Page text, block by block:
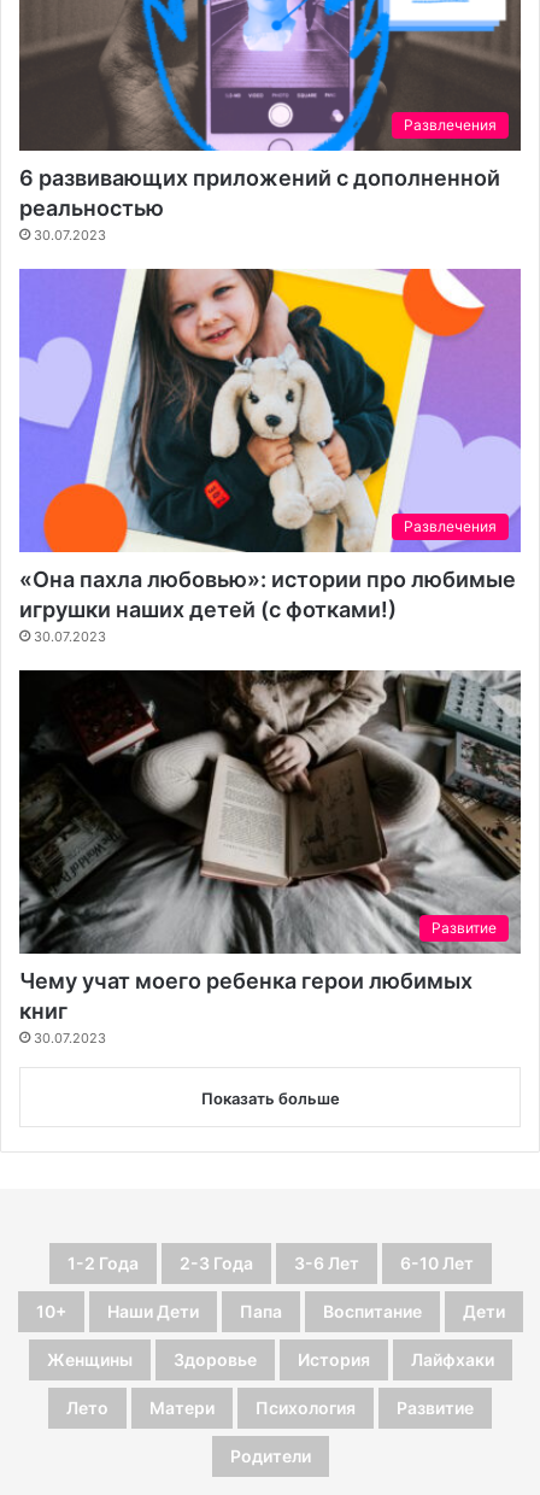
Развлечения
6 развивающих приложений с дополненной
реальностью
30.07.2023
Развлечения
«Она пахла любовью»: истории про любимые
игрушки наших детей (с фотками!)
30.07.2023
Развитие
Чему учат моего ребенка герои любимых
книг
30.07.2023
Показать больше
1-2 Года 2-3 Года 3-6 Лет 6-10 Лет
10+ Наши Дети Папа Воспитание Дети
Женщины Здоровье История Лайфхаки
Лето Матери Психология Развитие
Родители